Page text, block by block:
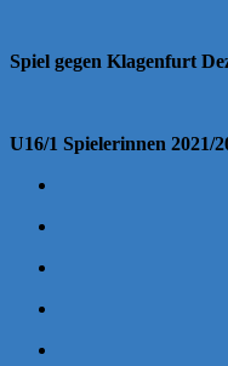
Spiel gegen Klagenfurt
U16/1 Spielerinnen 2021/